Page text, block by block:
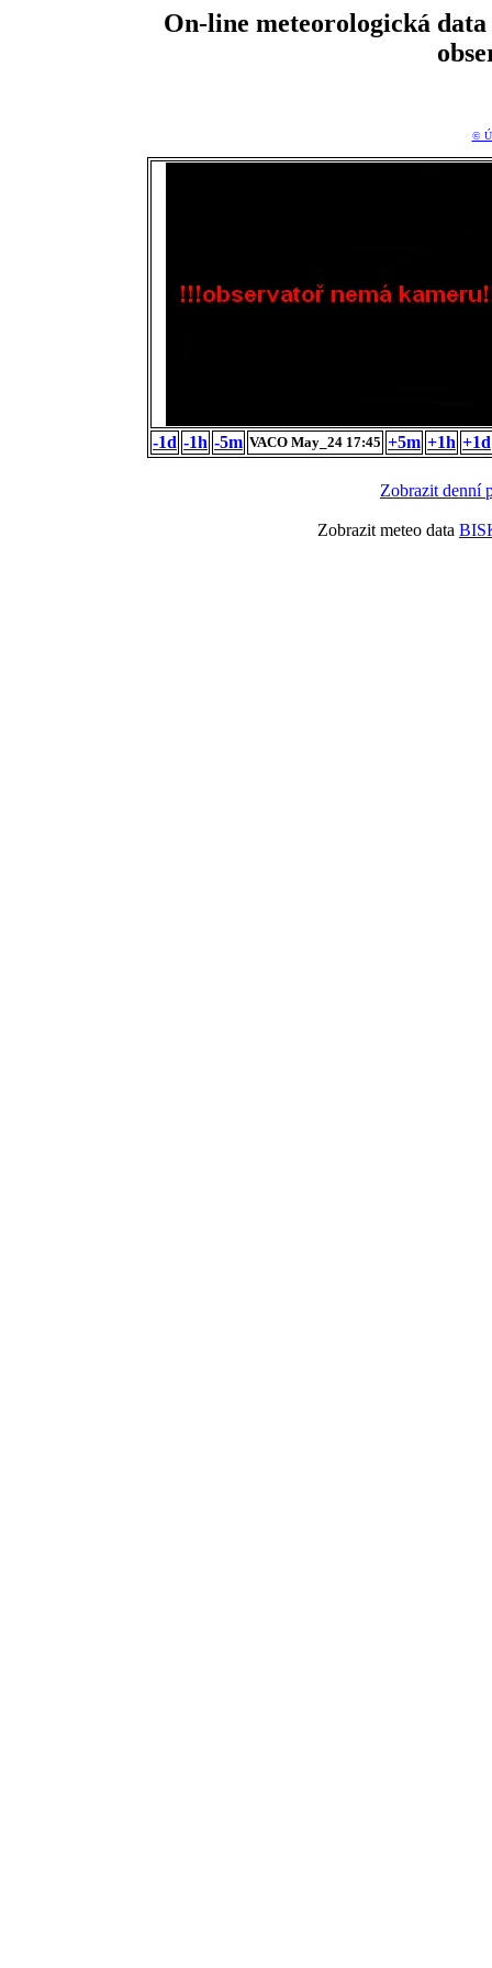
On-line meteorologická
©
-1d -1h -5m VACO May_24 17:45 +5m +1h +1d
Zobrazit denní
Zobrazit meteo data